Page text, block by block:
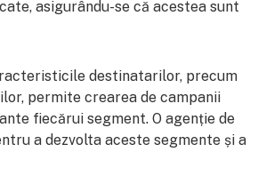
asigurându-se că acestea sunt
destinatarilor, precum
permite crearea de campanii
fiecărui segment. O agenție de
a dezvolta aceste segmente și a